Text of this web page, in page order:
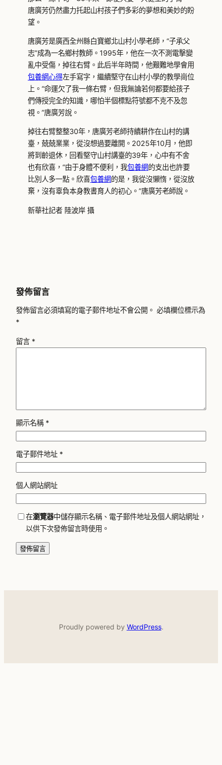
唐廣芳仍然盡力托起山村孩子們多彩的夢想和美妙的盼
望。
唐廣芳是廣西全州縣白寶鄉北山村小學老師，“子承父
志”成為一名鄉村教師。1995年，他在一次不測電擊變
亂中受傷，掉往右臂。此后半年時間，他艱難地學會用
包養網心得左手寫字，繼續堅守在山村小學的教學崗位
上。“命運欠了我一條右臂，但我無論若何都要給孩子
們傳授完全的知識，哪怕半個標點符號都不克不及忽
視。”唐廣芳說。
掉往右臂整整30年，唐廣芳老師持續耕作在山村的講
臺，兢兢業業，從沒想過要離開。2025年10月，他即
將到齡退休，回看堅守山村講臺的39年，心中有不舍
也有欣喜，“由于身體不便利，我包養網的支出也許要
比別人多一點。欣喜包養網的是，我從沒懶惰，從沒放
棄，沒有辜負本身教書育人的初心。”唐廣芳老師說。
新華社記者 陸波岸 攝
發佈留言
發佈留言必須填寫的電子郵件地址不會公開。 必填欄位標示為
*
留言 *
顯示名稱 *
電子郵件地址 *
個人網站網址
在瀏覽器中儲存顯示名稱、電子郵件地址及個人網站網址，
以供下次發佈留言時使用。
Proudly powered by WordPress.